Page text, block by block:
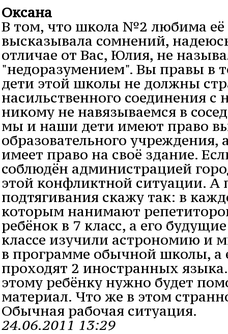
Оксана
В том, что школа №2 любима её
высказывала сомнений,
отличае от Вас, Юлия, не
"недоразумением". Вы правы в
дети этой школы не должны
насильственного соединения
никому не навязываемся в
мы и наши дети имеют право
образовательного
имеет право на своё здание.
соблюдён администрацией
этой конфликтной ситуации. А
подтягивания скажу так: в
которым нанимают
ребёнок в 7 класс, а его
классе изучили астрономию и
в программе обычной школы, а
проходят 2 иностранных
этому ребёнку нужно будет
материал. Что же в этом
Обычная рабочая ситуация.
24.06.2011 13:29